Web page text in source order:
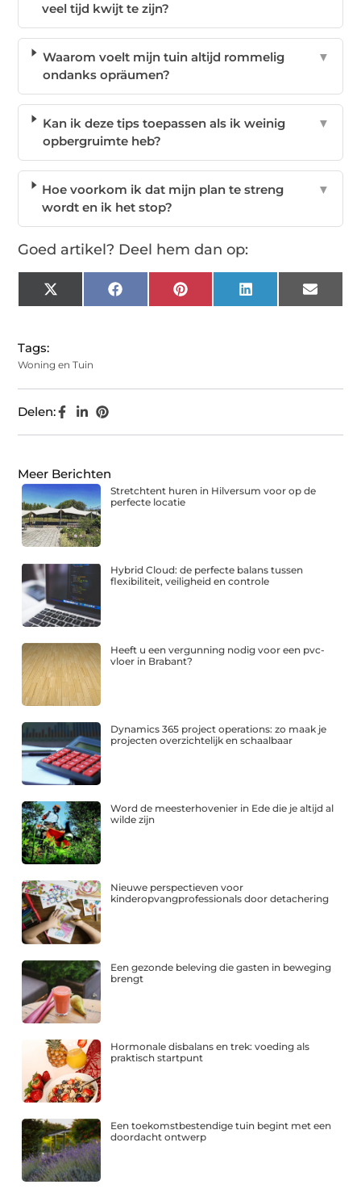
veel tijd kwijt te zijn?
Waarom voelt mijn tuin altijd rommelig
ondanks opräumen?
▼
Kan ik deze tips toepassen als ik weinig
opbergruimte heb?
▼
Hoe voorkom ik dat mijn plan te streng
wordt en ik het stop?
▼
Goed artikel? Deel hem dan op:
X
(Twitter)
Facebook Pinterest LinkedIn Email
Tags:
Woning en Tuin
Delen:
Meer Berichten
Stretchtent huren in Hilversum voor op de
perfecte locatie
Hybrid Cloud: de perfecte balans tussen
flexibiliteit, veiligheid en controle
Heeft u een vergunning nodig voor een pvc-
vloer in Brabant?
Dynamics 365 project operations: zo maak je
projecten overzichtelijk en schaalbaar
Word de meesterhovenier in Ede die je altijd al
wilde zijn
Nieuwe perspectieven voor
kinderopvangprofessionals door detachering
Een gezonde beleving die gasten in beweging
brengt
Hormonale disbalans en trek: voeding als
praktisch startpunt
Een toekomstbestendige tuin begint met een
doordacht ontwerp